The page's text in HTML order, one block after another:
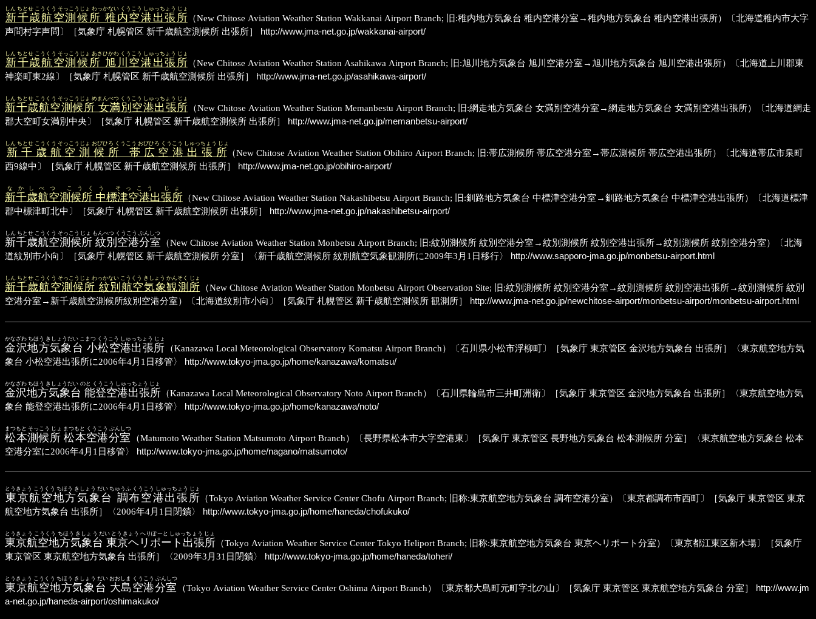
新千歳航空測候所 稚内空港出張所
しん ちとせ こうくう そっこうじょ わっかない くうこう しゅっちょう じょ
（New Chitose Aviation Weather Station Wakkanai Airport Branch; 旧:稚内地方気象台 稚内空港分室→稚内地方気象台 稚内空港出張所）〔北海道稚内市大字
声問村字声問〕［気象庁 札幌管区 新千歳航空測候所 出張所］
http://www.jma-net.go.jp/wakkanai-airport/
新千歳航空測候所 旭川空港出張所
しん ちとせ こうくう そっこうじょ あさひかわ くうこう しゅっちょう じょ
（New Chitose Aviation Weather Station Asahikawa Airport Branch; 旧:旭川地方気象台 旭川空港分室→旭川地方気象台 旭川空港出張所）〔北海道上川郡東
神楽町東2線〕［気象庁 札幌管区 新千歳航空測候所 出張所］
http://www.jma-net.go.jp/asahikawa-airport/
新千歳航空測候所 女満別空港出張所
しん ちとせ こうくう そっこうじょ めまんべつ くうこう しゅっちょう じょ
（New Chitose Aviation Weather Station Memanbestu Airport Branch; 旧:網走地方気象台 女満別空港分室→網走地方気象台 女満別空港出張所）〔北海道網走
郡大空町女満別中央〕［気象庁 札幌管区 新千歳航空測候所 出張所］
http://www.jma-net.go.jp/memanbetsu-airport/
新千歳航空測候所 帯広空港出張所
しん ちとせ こうくう そっこうじょ おびひろ くうこう おびひろ くうこう しゅっちょう じょ
（New Chitose Aviation Weather Station Obihiro Airport Branch; 旧:帯広測候所 帯広空港分室→帯広測候所 帯広空港出張所）〔北海道帯広市泉町
西9線中〕［気象庁 札幌管区 新千歳航空測候所 出張所］
http://www.jma-net.go.jp/obihiro-airport/
新千歳航空測候所 中標津空港出張所
なかしべつ こうくう そっこう じょ
（New Chitose Aviation Weather Station Nakashibetsu Airport Branch; 旧:釧路地方気象台 中標津空港分室→釧路地方気象台 中標津空港出張所）〔北海道標津
郡中標津町北中〕［気象庁 札幌管区 新千歳航空測候所 出張所］
http://www.jma-net.go.jp/nakashibetsu-airport/
新千歳航空測候所 紋別空港分室
しん ちとせ こうくう そっこうじょ もんべつ くうこう ぶんしつ
（New Chitose Aviation Weather Station Monbetsu Airport Branch; 旧:紋別測候所 紋別空港分室→紋別測候所 紋別空港出張所→紋別測候所 紋別空港分室）〔北海
道紋別市小向〕［気象庁 札幌管区 新千歳航空測候所 分室］〈新千歳航空測候所 紋別航空気象観測所に2009年3月1日移行〉
http://www.sapporo-jma.go.jp/monbetsu-airport.html
新千歳航空測候所 紋別航空気象観測所
しん ちとせ こうくう そっこうじょ わっかない こうくう きしょう かんそく じょ
（New Chitose Aviation Weather Station Monbetsu Airport Observation Site; 旧:紋別測候所 紋別空港分室→紋別測候所 紋別空港出張所→紋別測候所 紋別
空港分室→新千歳航空測候所紋別空港分室）〔北海道紋別市小向〕［気象庁 札幌管区 新千歳航空測候所 観測所］
http://www.jma-net.go.jp/newchitose-airport/monbetsu-airport/monbetsu-airport.html
金沢地方気象台 小松空港出張所
かなざわ ちほう きしょうだい こまつ くうこう しゅっちょう じょ
（Kanazawa Local Meteorological Observatory Komatsu Airport Branch）〔石川県小松市浮柳町〕［気象庁 東京管区 金沢地方気象台 出張所］〈東京航空地方気
象台 小松空港出張所に2006年4月1日移管〉
http://www.tokyo-jma.go.jp/home/kanazawa/komatsu/
金沢地方気象台 能登空港出張所
かなざわ ちほう きしょうだい のと くうこう しゅっちょう じょ
（Kanazawa Local Meteorological Observatory Noto Airport Branch）〔石川県輪島市三井町洲衛〕［気象庁 東京管区 金沢地方気象台 出張所］〈東京航空地方気
象台 能登空港出張所に2006年4月1日移管〉
http://www.tokyo-jma.go.jp/home/kanazawa/noto/
松本測候所 松本空港分室
まつもと そっこう じょ まつもと くうこう ぶんしつ
（Matumoto Weather Station Matsumoto Airport Branch）〔長野県松本市大字空港東〕［気象庁 東京管区 長野地方気象台 松本測候所 分室］〈東京航空地方気象台 松本
空港分室に2006年4月1日移管〉
http://www.tokyo-jma.go.jp/home/nagano/matsumoto/
東京航空地方気象台 調布空港出張所
とうきょう こうくう ちほう きしょう だい ちゅうふ くうこう しゅっちょう じょ
（Tokyo Aviation Weather Service Center Chofu Airport Branch; 旧称:東京航空地方気象台 調布空港分室）〔東京都調布市西町〕［気象庁 東京管区 東京
航空地方気象台 出張所］〈2006年4月1日閉鎖〉
http://www.tokyo-jma.go.jp/home/haneda/chofukuko/
東京航空地方気象台 東京ヘリポート出張所
とうきょう こうくう ちほう きしょう だい とうきょう へりぽーと しゅっちょう じょ
（Tokyo Aviation Weather Service Center Tokyo Heliport Branch; 旧称:東京航空地方気象台 東京ヘリポート分室）〔東京都江東区新木場〕［気象庁
東京管区 東京航空地方気象台 出張所］〈2009年3月31日閉鎖〉
http://www.tokyo-jma.go.jp/home/haneda/toheri/
東京航空地方気象台 大島空港分室
とうきょう こうくう ちほう きしょう だい おおしま くうこう ぶんしつ
（Tokyo Aviation Weather Service Center Oshima Airport Branch）〔東京都大島町元町字北の山〕［気象庁 東京管区 東京航空地方気象台 分室］
http://www.jm
a-net.go.jp/haneda-airport/oshimakuko/